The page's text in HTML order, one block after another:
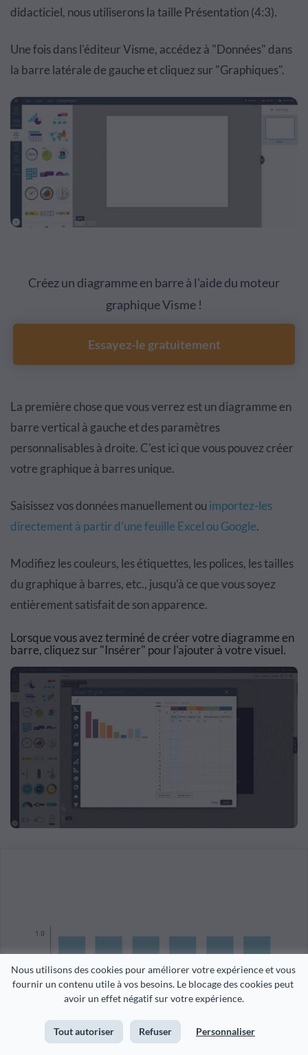
Nous utilisons des cookies pour améliorer votre expérience et vous
fournir un contenu utile à vos besoins. Le blocage des cookies peut
avoir un effet négatif sur votre expérience.
Tout autoriser Refuser Personnaliser
didacticiel, nous utiliserons la taille Présentation (4:3).
Une fois dans l'éditeur Visme, accédez à "Données" dans
la barre latérale de gauche et cliquez sur "Graphiques".
Créez un diagramme en barre à l'aide du moteur
graphique Visme !
Essayez-le gratuitement
La première chose que vous verrez est un diagramme en
barre vertical à gauche et des paramètres
personnalisables à droite. C'est ici que vous pouvez créer
votre graphique à barres unique.
Saisissez vos données manuellement ou importez-les
directement à partir d'une feuille Excel ou Google.
Modifiez les couleurs, les étiquettes, les polices, les tailles
du graphique à barres, etc., jusqu'à ce que vous soyez
entièrement satisfait de son apparence.
Lorsque vous avez terminé de créer votre diagramme en
barre, cliquez sur "Insérer" pour l'ajouter à votre visuel.